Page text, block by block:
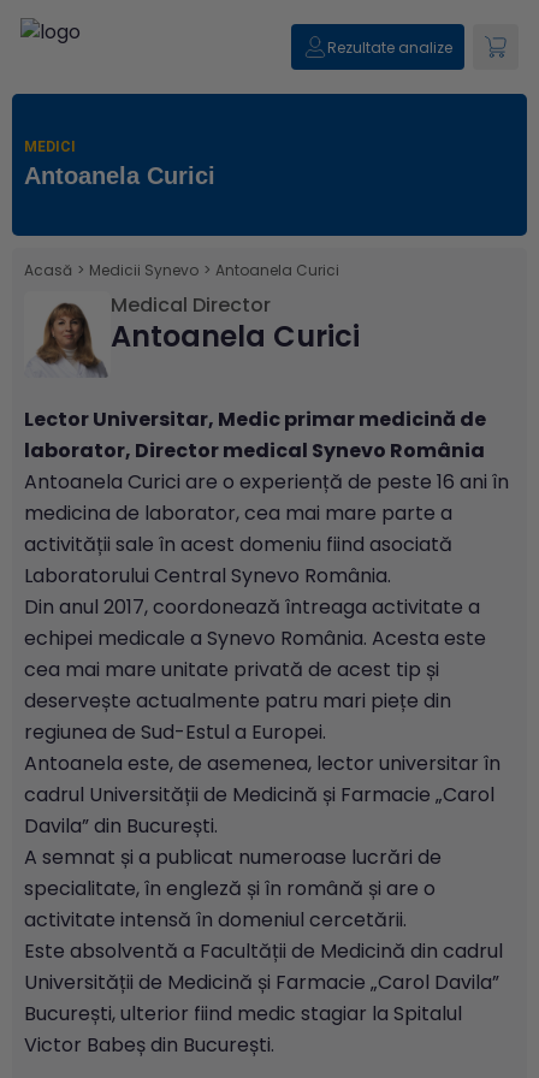
Rezultate analize
MEDICI
Antoanela Curici
Acasă > Medicii Synevo > Antoanela Curici
Medical Director
Antoanela Curici
Lector Universitar, Medic primar medicină de
laborator, Director medical Synevo România
Antoanela Curici are o experiență de peste 16 ani în
medicina de laborator, cea mai mare parte a
activității sale în acest domeniu fiind asociată
Laboratorului Central Synevo România.
Din anul 2017, coordonează întreaga activitate a
echipei medicale a Synevo România. Acesta este
cea mai mare unitate privată de acest tip și
deservește actualmente patru mari piețe din
regiunea de Sud-Estul a Europei.
Antoanela este, de asemenea, lector universitar în
cadrul Universității de Medicină și Farmacie „Carol
Davila” din București.
A semnat și a publicat numeroase lucrări de
specialitate, în engleză și în română și are o
activitate intensă în domeniul cercetării.
Este absolventă a Facultății de Medicină din cadrul
Universității de Medicină și Farmacie „Carol Davila”
București, ulterior fiind medic stagiar la Spitalul
Victor Babeș din București.